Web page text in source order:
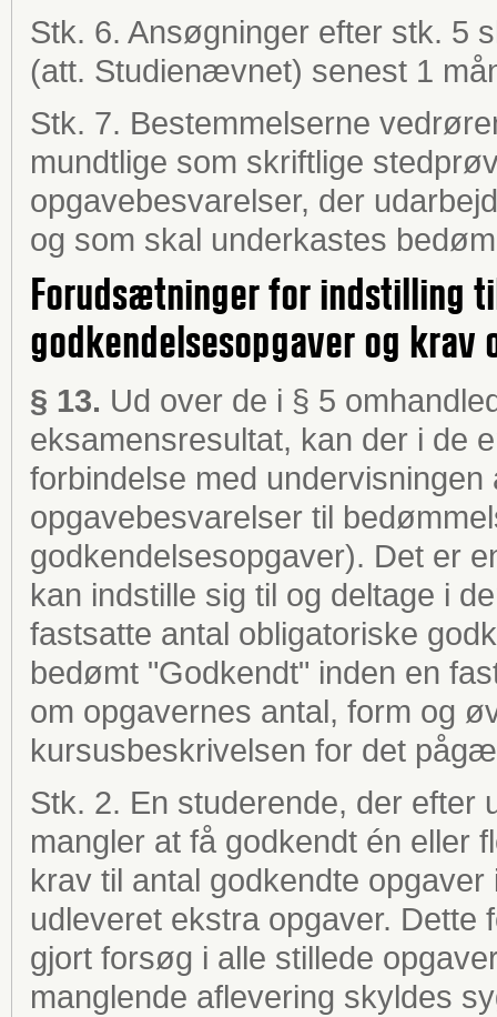
Stk. 6. Ansøgninger efter stk. 5
(att. Studienævnet) senest 1
Stk. 7. Bestemmelserne
mundtlige som skriftlige
opgavebesvarelser, der
og som skal underkastes
Forudsætninger for indstilling
godkendelsesopgaver og
§ 13. Ud over de i § 5
eksamensresultat, kan der i de
forbindelse med
opgavebesvarelser til
godkendelsesopgaver). Det er
kan indstille sig til og deltage i
fastsatte antal obligatoriske
bedømt "Godkendt" inden en
om opgavernes antal, form og
kursusbeskrivelsen for det
Stk. 2. En studerende, der efter
mangler at få godkendt én eller
krav til antal godkendte
udleveret ekstra opgaver.
gjort forsøg i alle stillede
manglende aflevering skyldes